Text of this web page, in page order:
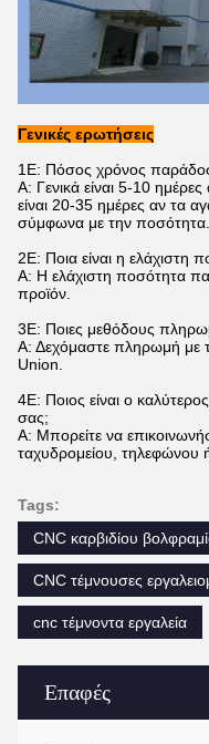
Επαφές
Γενικές ερωτήσεις
1Ε: Πόσος χρόνος
Α: Γενικά είναι 5-10
είναι 20-35 ημέρες αν τα
σύμφωνα με την ποσότητα.
2Ε: Ποια είναι η ελάχιστη
Α: Η ελάχιστη ποσότητα
προϊόν.
3Ε: Ποιες μεθόδους
Α: Δεχόμαστε πληρωμή με
Union.
4Ε: Ποιος είναι ο
σας;
Α: Μπορείτε να
ταχυδρομείου, τηλεφώνου
Tags:
CNC καρβιδίου
CNC τέμνουσες
cnc τέμνοντα εργαλεία